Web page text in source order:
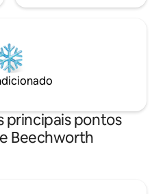
principais pontos
Beechworth